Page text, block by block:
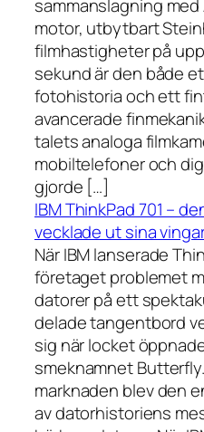
sammanslagning
motor, utbytbart
filmhastigheter på
sekund är den både
fotohistoria och ett
avancerade
talets analoga
mobiltelefoner och
gjorde […]
IBM ThinkPad 701 –
vecklade ut sina
När IBM lanserade
företaget problemet
datorer på ett
delade tangentbord
sig när locket
smeknamnet
marknaden blev den
av datorhistoriens